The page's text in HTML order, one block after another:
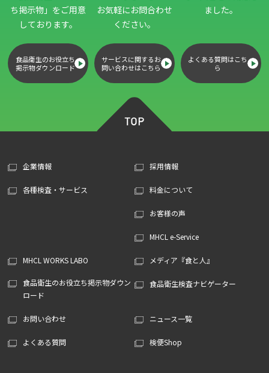
ち掲示物」 をご用意
しております。
食品衛生のお役立ち
掲示物ダウンロード
お気軽にお問合わせ
ください。
サービスに関するお
問い合わせはこちら
ました。
よくある質問はこち
ら
企業情報 採用情報
各種検査・サービス 料金について
お客様の声
MHCL e-Service
MHCL WORKS LABO メディア『食と人』
食品衛生のお役立ち掲示物ダウン
ロード
食品衛生検査ナビゲーター
お問い合わせ ニュース一覧
よくある質問 検便Shop